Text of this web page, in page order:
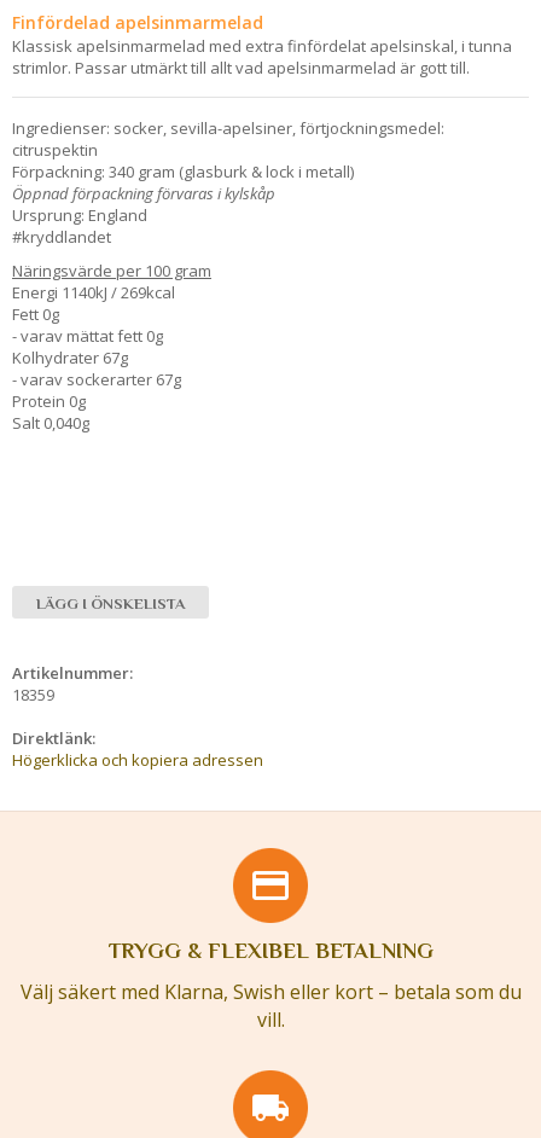
Finfördelad apelsinmarmelad
Klassisk apelsinmarmelad med extra finfördelat apelsinskal, i tunna
strimlor. Passar utmärkt till allt vad apelsinmarmelad är gott till.
Ingredienser: socker, sevilla-apelsiner, förtjockningsmedel:
citruspektin
Förpackning: 340 gram (glasburk & lock i metall)
Öppnad förpackning förvaras i kylskåp
Ursprung: England
#kryddlandet
Näringsvärde per 100 gram
Energi 1140kJ / 269kcal
Fett 0g
- varav mättat fett 0g
Kolhydrater 67g
- varav sockerarter 67g
Protein 0g
Salt 0,040g
LÄGG I ÖNSKELISTA
Artikelnummer:
18359
Direktlänk:
Högerklicka och kopiera adressen
TRYGG & FLEXIBEL BETALNING
Välj säkert med Klarna, Swish eller kort – betala som du
vill.